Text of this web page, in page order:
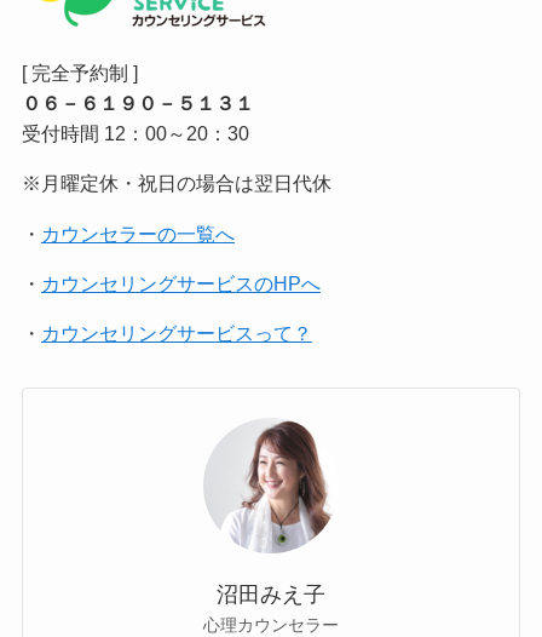
[ 完全予約制 ]
０６－６１９０－５１３１
受付時間 12：00～20：30
※月曜定休・祝日の場合は翌日代休
・ カウンセラーの一覧へ
・ カウンセリングサービスのHPへ
・ カウンセリングサービスって？
沼田みえ子
心理カウンセラー